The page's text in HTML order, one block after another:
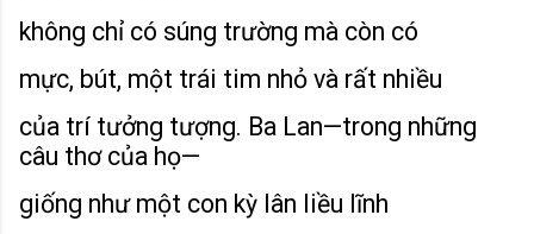
không chỉ có súng trường mà còn có
mực, bút, một trái tim nhỏ và rất nhiều
của trí tưởng tượng. Ba Lan—trong những
câu thơ của họ—
giống như một con kỳ lân liều lĩnh